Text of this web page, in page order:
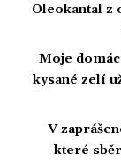
Oleokantal z
Moje
kysané zelí
V
které